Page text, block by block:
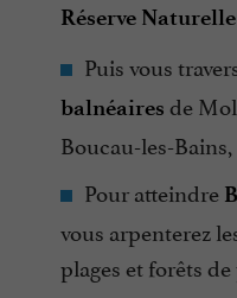
Réserve
Puis vous
balnéaires de
Boucau-les-
Pour atteindre
vous arpenterez
plages et forêts